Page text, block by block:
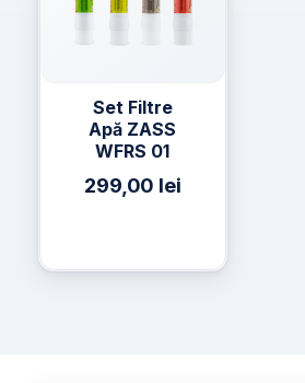
Set Filtre
Apă ZASS
WFRS 01
299,00 lei